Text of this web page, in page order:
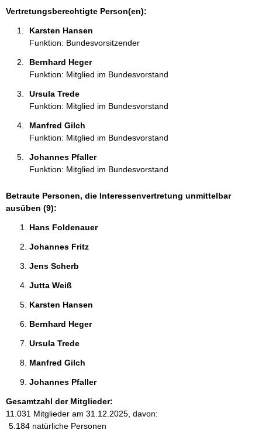
e
Vertretungsberechtigte Person(en):
Karsten Hansen
Funktion: Bundesvorsitzender
Bernhard Heger
Funktion: Mitglied im Bundesvorstand
Ursula Trede
Funktion: Mitglied im Bundesvorstand
Manfred Gilch
Funktion: Mitglied im Bundesvorstand
Johannes Pfaller
Funktion: Mitglied im Bundesvorstand
Betraute Personen, die Interessenvertretung unmittelbar
ausüben (9):
Hans Foldenauer
Johannes Fritz
Jens Scherb
Jutta Weiß
Karsten Hansen
Bernhard Heger
Ursula Trede
Manfred Gilch
Johannes Pfaller
Gesamtzahl der Mitglieder:
11.031 Mitglieder am 31.12.2025, davon:
5.184 natürliche Personen